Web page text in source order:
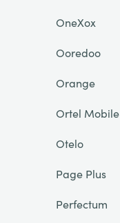
OneXox
Ooredoo
Orange
Ortel Mobile
Otelo
Page Plus
Perfectum